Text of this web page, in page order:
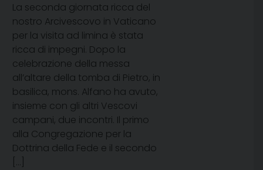
La seconda giornata ricca del
nostro Arcivescovo in Vaticano
per la visita ad limina è stata
ricca di impegni. Dopo la
celebrazione della messa
all’altare della tomba di Pietro, in
basilica, mons. Alfano ha avuto,
insieme con gli altri Vescovi
campani, due incontri. Il primo
alla Congregazione per la
Dottrina della Fede e il secondo
[…]